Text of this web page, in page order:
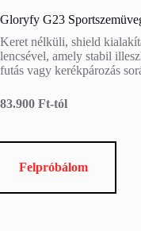
Gloryfy G23
Keret nélküli, shield
lencsével, amely stabil
futás vagy kerékpározás
83.900 Ft-tól
Felpróbálom